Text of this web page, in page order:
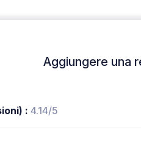
Aggiungere una
: 4.14/5